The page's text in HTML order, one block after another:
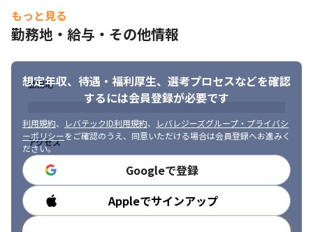
・AWSの基本的な知識
・スクラム開発に関する基本的な知識、経験
・Pythonの実装経験
・Vue.jsの実装経験
こんな方を歓迎します
・今よりも上流で企画に近いプロジェクトを経験したい
・技術的な面で好奇心が旺盛で新しい言語にも抵抗感なく対応で
きる方
もっと見る
勤務地・給与・その他情報
想定年収、待遇・福利厚生、 選考プロセスなどを確認
するには会員登録が必要です
利用規約、 レバテックID利用規約、
レバレジーズグループ・プライバシ
ーポリシーをご確認のうえ、同意いただける場合は会員登録へお進みく
ださい。
Googleで登録
Appleでサインアップ
勤務地
アクセス
勤務時間